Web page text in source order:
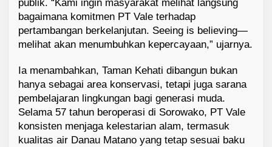
publik. “Kami ingin masyarakat melihat langsung
bagaimana komitmen PT Vale terhadap
pertambangan berkelanjutan. Seeing is believing—
melihat akan menumbuhkan kepercayaan,” ujarnya.
Ia menambahkan, Taman Kehati dibangun bukan
hanya sebagai area konservasi, tetapi juga sarana
pembelajaran lingkungan bagi generasi muda.
Selama 57 tahun beroperasi di Sorowako, PT Vale
konsisten menjaga kelestarian alam, termasuk
kualitas air Danau Matano yang tetap sesuai baku